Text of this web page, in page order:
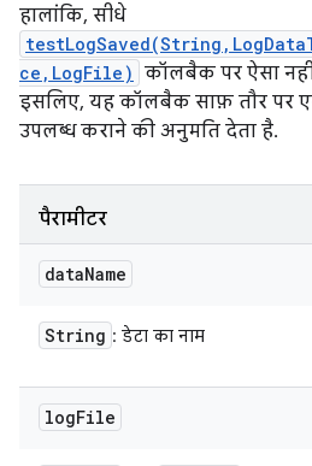
हालांकि, सीधे
ce,LogFile) कॉलबैक पर ऐसा
इसलिए, यह कॉलबैक साफ़ तौर पर
उपलब्ध कराने की अनुमति देता है.
पैरामीटर
dataName
String : डेटा का नाम
logFile